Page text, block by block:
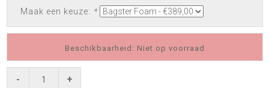
Maak een keuze: *
Beschikbaarheid: Niet op voorraad
- +